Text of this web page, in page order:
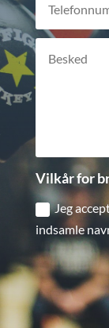
Vilkår for
Jeg
indsamle